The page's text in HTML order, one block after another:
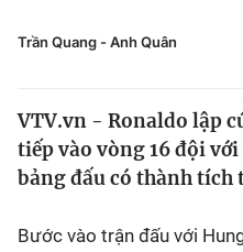
Chân dung
Video
Trần Quang - Anh Quân
VTV.vn - Ronaldo lập
tiếp vào vòng 16 đội
bảng đấu có thành tích
Bước vào trận đấu với